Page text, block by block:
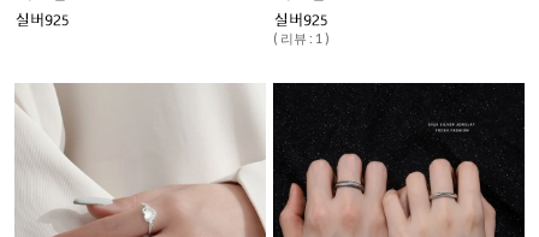
( 리뷰 : 1 )